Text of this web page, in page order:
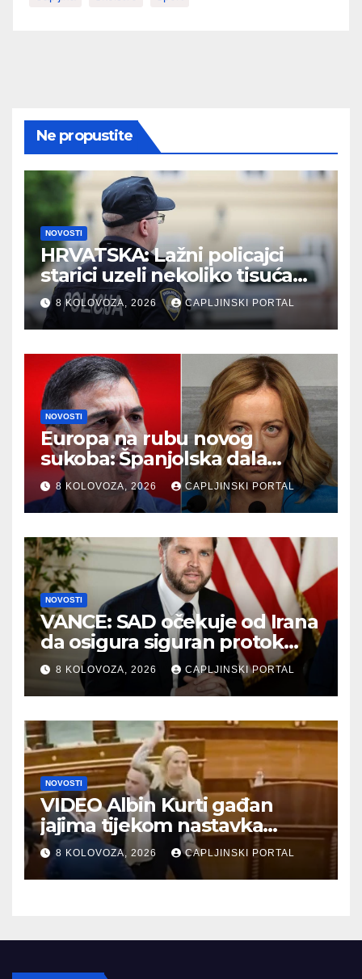
Ne propustite
NOVOSTI
HRVATSKA: Lažni policajci
starici uzeli nekoliko tisuća
eura
8 KOLOVOZA, 2026 CAPLJINSKI PORTAL
NOVOSTI
Europa na rubu novog
sukoba: Španjolska dala
ultimatum Italiji zbog
migranata
8 KOLOVOZA, 2026 CAPLJINSKI PORTAL
NOVOSTI
VANCE: SAD očekuje od Irana
da osigura siguran protok
nafte kroz Hormuški moreuz
8 KOLOVOZA, 2026 CAPLJINSKI PORTAL
NOVOSTI
VIDEO Albin Kurti gađan
jajima tijekom nastavka
konstituirajuće sjednice
Skupštine Kosova
8 KOLOVOZA, 2026 CAPLJINSKI PORTAL